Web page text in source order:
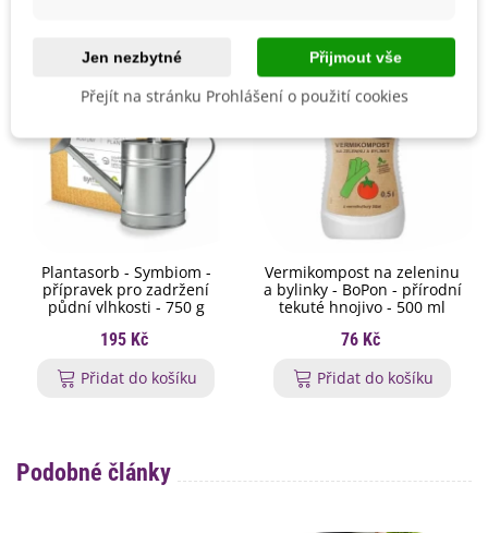
Plantasorb - Symbiom -
přípravek pro zadržení
půdní vlhkosti - 750 g
195 Kč
Přidat do košíku
Vermikompost na zeleninu
a bylinky - BoPon - přírodní
tekuté hnojivo - 500 ml
76 Kč
Přidat do košíku
Podobné články
Jen nezbytné Přijmout vše
Přejít na stránku Prohlášení o použití cookies